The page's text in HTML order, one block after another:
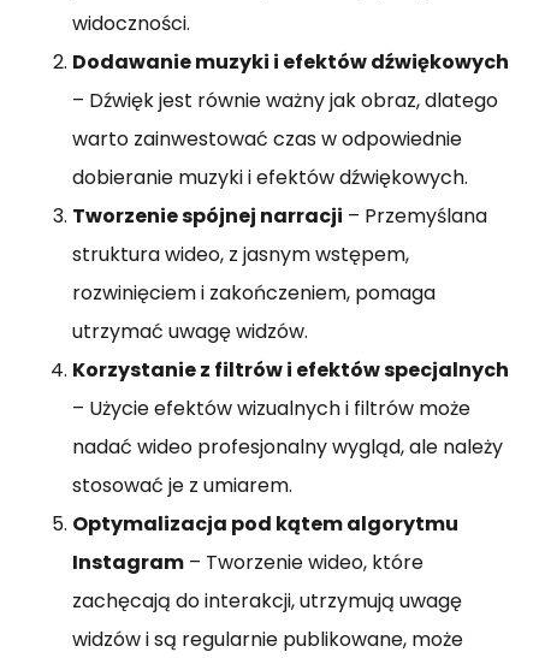
widoczności.
Dodawanie muzyki i efektów dźwiękowych
– Dźwięk jest równie ważny jak obraz, dlatego
warto zainwestować czas w odpowiednie
dobieranie muzyki i efektów dźwiękowych.
Tworzenie spójnej narracji – Przemyślana
struktura wideo, z jasnym wstępem,
rozwinięciem i zakończeniem, pomaga
utrzymać uwagę widzów.
Korzystanie z filtrów i efektów specjalnych
– Użycie efektów wizualnych i filtrów może
nadać wideo profesjonalny wygląd, ale należy
stosować je z umiarem.
Optymalizacja pod kątem algorytmu
Instagram – Tworzenie wideo, które
zachęcają do interakcji, utrzymują uwagę
widzów i są regularnie publikowane, może